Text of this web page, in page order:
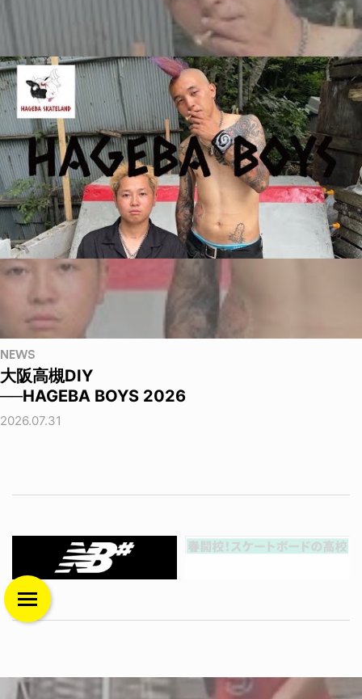
NEWS
大阪高槻DIY
──HAGEBA BOYS 2026
2026.07.31